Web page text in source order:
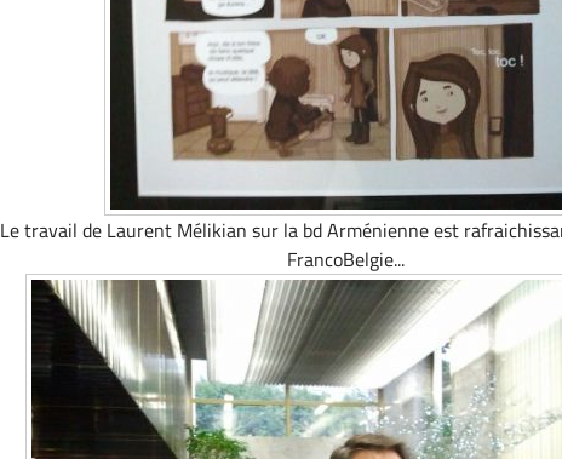
Le travail de Laurent Mélikian sur la bd Arménienne est
FrancoBelgie...